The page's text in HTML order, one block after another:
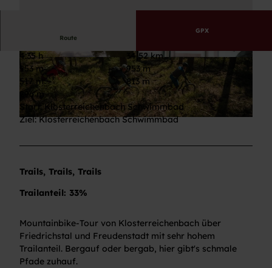
© Max Günter, Nationalparkregion Schwarzwald - Baiersbronn
© Stefan Kuhn Photography, Nationalparkregio
n Schwarzwald - Baiersbronn
© Max Günter, Nationalparkregion Schwarzwal
Route
GPX
4:35 h
34,52 km
953 m
953 m
517 m
813 m
296 m
Start: Klosterreichenbach Schwimmbad
Ziel: Klosterreichenbach Schwimmbad
Trails, Trails, Trails
Trailanteil: 33%
Mountainbike-Tour von Klosterreichenbach über
Friedrichstal und Freudenstadt mit sehr hohem
Trailanteil. Bergauf oder bergab, hier gibt's schmale
Pfade zuhauf.